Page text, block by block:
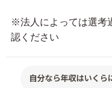
※法人によっては選考
認ください